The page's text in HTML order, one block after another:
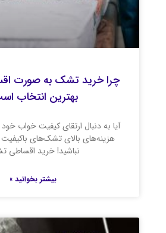
چرا خرید تشک به صورت
بهترین انتخاب
آیا به دنبال ارتقای کیفیت خواب
هزینه‌های بالای تشک‌های
نباشید! خرید اقساطی
بیشتر بخوانید »